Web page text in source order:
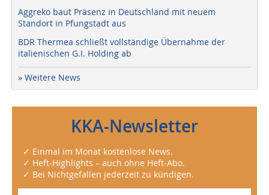
Aggreko baut Präsenz in Deutschland mit neuem
Standort in Pfungstadt aus
BDR Thermea schließt vollständige Übernahme der
italienischen G.I. Holding ab
» Weitere News
KKA-Newsletter
✓ Einmal im Monat kostenlose News.
✓ Heft-Highlights – auch ohne Heft-Abo.
✓ Bei Nichtgefallen jederzeit zu kündigen.